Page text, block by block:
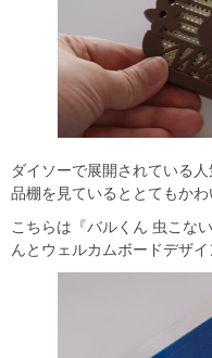
ダイソーで展開されている
品棚を見ているととてもか
こちらは『バルくん 虫こな
んとウェルカムボードデザイ